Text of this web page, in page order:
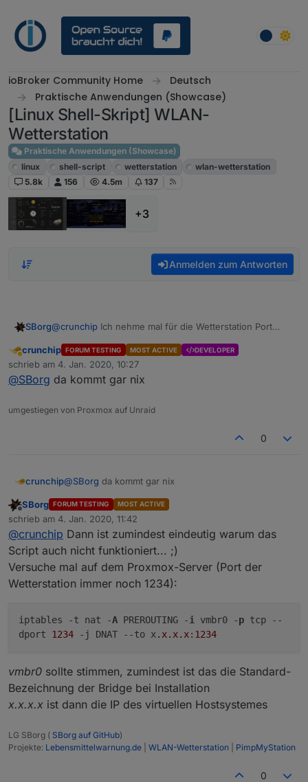
ioBroker Community Home
Deutsch
Praktische Anwendungen (Showcase)
[Linux Shell-Skript] WLAN-
Wetterstation
Praktische Anwendungen (Showcase)
linux
shell-script wetterstation
wlan-wetterstation
5.8k
156 4.5m 137
+3
Anmelden zum Antworten
SBorg@crunchip Ich nehme mal für die Wetterstation Port
-4tnl IP_der_Wetterstation | grep :1234
Da sollte dann kommen (x=IP der Wetterstation)
Abwesend
crunchip FORUM TESTING MOST ACTIVE DEVELOPER
schrieb am 4. Jan. 2020, 10:27
zuletzt editiert von
@SBorg da kommt gar nix
umgestiegen von Proxmox auf Unraid
0
crunchip@SBorg da kommt gar nix
Offline
SBorg FORUM TESTING MOST ACTIVE
schrieb am 4. Jan. 2020, 11:42
zuletzt editiert von
@crunchip Dann ist zumindest eindeutig warum das
Script auch nicht funktioniert... ;)
Versuche mal auf dem Proxmox-Server (Port der
Wetterstation immer noch 1234):
iptables -t nat -A PREROUTING -i vmbr0 -p tcp
--
dport
1234 -j DNAT --to x.x.x.x: 1234
vmbr0 sollte stimmen, zumindest ist das die Standard-
Bezeichnung der Bridge bei Installation
x.x.x.x ist dann die IP des virtuellen Hostsystemes
LG SBorg ( SBorg auf GitHub)
Projekte: Lebensmittelwarnung.de WLAN-Wetterstation PimpMyStation
0